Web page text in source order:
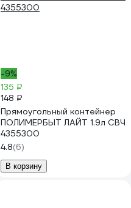
-9%
135 ₽
148 ₽
Прямоугольный контейнер
ПОЛИМЕРБЫТ ЛАЙТ 1.9л СВЧ
4355300
4.8(6)
В корзину